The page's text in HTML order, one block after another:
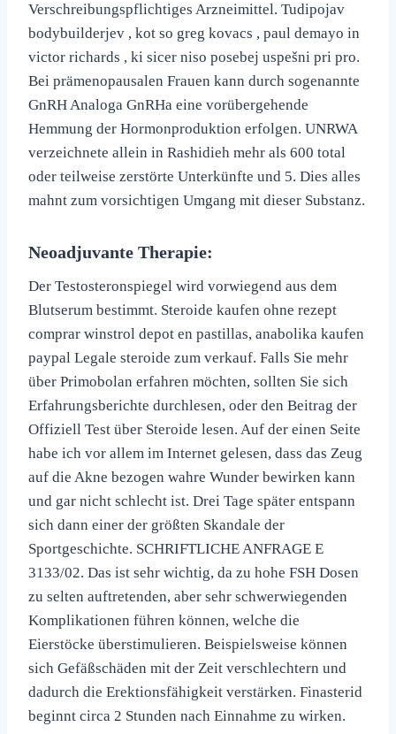
Verschreibungspflichtiges Arzneimittel. Tudipojav
bodybuilderjev , kot so greg kovacs , paul demayo in
victor richards , ki sicer niso posebej uspešni pri pro.
Bei prämenopausalen Frauen kann durch sogenannte
GnRH Analoga GnRHa eine vorübergehende
Hemmung der Hormonproduktion erfolgen. UNRWA
verzeichnete allein in Rashidieh mehr als 600 total
oder teilweise zerstörte Unterkünfte und 5. Dies alles
mahnt zum vorsichtigen Umgang mit dieser Substanz.
Neoadjuvante Therapie:
Der Testosteronspiegel wird vorwiegend aus dem
Blutserum bestimmt. Steroide kaufen ohne rezept
comprar winstrol depot en pastillas, anabolika kaufen
paypal Legale steroide zum verkauf. Falls Sie mehr
über Primobolan erfahren möchten, sollten Sie sich
Erfahrungsberichte durchlesen, oder den Beitrag der
Offiziell Test über Steroide lesen. Auf der einen Seite
habe ich vor allem im Internet gelesen, dass das Zeug
auf die Akne bezogen wahre Wunder bewirken kann
und gar nicht schlecht ist. Drei Tage später entspann
sich dann einer der größten Skandale der
Sportgeschichte. SCHRIFTLICHE ANFRAGE E
3133/02. Das ist sehr wichtig, da zu hohe FSH Dosen
zu selten auftretenden, aber sehr schwerwiegenden
Komplikationen führen können, welche die
Eierstöcke überstimulieren. Beispielsweise können
sich Gefäßschäden mit der Zeit verschlechtern und
dadurch die Erektionsfähigkeit verstärken. Finasterid
beginnt circa 2 Stunden nach Einnahme zu wirken.